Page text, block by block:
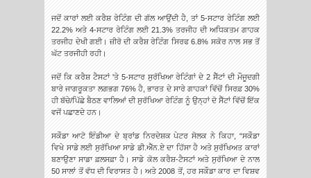
ਜਦੋਂ ਕਾਰਾਂ ਲਈ ਕਰੈਸ਼ ਰੇਟਿੰਗ ਦੀ ਗੱਲ ਆਉਂਦੀ ਹੈ, ਤਾਂ 5-ਸਟਾਰ ਰੇਟਿੰਗ ਲਈ
22.2% ਅਤੇ 4-ਸਟਾਰ ਰੇਟਿੰਗ ਲਈ 21.3% ਤਰਜੀਹ ਦੀ ਅਧਿਕਤਮ ਗਾਹਕ
ਤਰਜੀਹ ਦੇਖੀ ਗਈ। ਜ਼ੀਰੋ ਦੀ ਕਰੈਸ਼ ਰੇਟਿੰਗ ਸਿਰਫ 6.8% ਸਕੋਰ ਨਾਲ ਸਭ ਤੋਂ
ਘੱਟ ਤਰਜੀਹੀ ਰਹੀ।
ਜਦੋਂ ਕਿ ਕਰੈਸ਼ ਟੈਸਟਾਂ 'ਤੇ 5-ਸਟਾਰ ਸੁਰੱਖਿਆ ਰੇਟਿੰਗਾਂ ਦੇ 2 ਸੈੱਟਾਂ ਦੀ ਮੌਜੂਦਗੀ
ਬਾਰੇ ਜਾਗਰੂਕਤਾ ਲਗਭਗ 76% ਹੈ, ਭਾਰਤ ਦੇ ਸਾਰੇ ਗਾਹਕਾਂ ਵਿੱਚੋਂ ਸਿਰਫ਼ 30%
ਹੀ ਬੱਚੇ/ਪਿੱਛੇ ਬੈਠਣ ਵਾਲਿਆਂ ਦੀ ਸੁਰੱਖਿਆ ਰੇਟਿੰਗ ਨੂੰ ਉਨ੍ਹਾਂ ਦੋ ਸੈੱਟਾਂ ਵਿੱਚੋਂ ਇੱਕ
ਵਜੋਂ ਪਛਾਣਦੇ ਹਨ।
ਸਕੌਡਾ ਆਟੋ ਇੰਡੀਆ ਦੇ ਬ੍ਰਾਂਡ ਨਿਰਦੇਸ਼ਕ ਪੇਟਰ ਸੋਲਕ ਨੇ ਕਿਹਾ, “ਸਕੌਡਾ
ਵਿਖੇ ਸਾਡੇ ਲਈ ਸੁਰੱਖਿਆ ਸਾਡੇ ਡੀ.ਐੱਨ.ਏ ਦਾ ਹਿੱਸਾ ਹੈ ਅਤੇ ਸੁਰੱਖਿਅਤ ਕਾਰਾਂ
ਬਣਾਉਣਾ ਸਾਡਾ ਫ਼ਲਸਫ਼ਾ ਹੈ। ਸਾਡੇ ਕੋਲ ਕਰੈਸ਼-ਟੈਸਟਾਂ ਅਤੇ ਸੁਰੱਖਿਆ ਦੇ ਨਾਲ
50 ਸਾਲਾਂ ਤੋਂ ਵੱਧ ਦੀ ਵਿਰਾਸਤ ਹੈ। ਅਤੇ 2008 ਤੋਂ, ਹਰ ਸਕੌਡਾ ਕਾਰ ਦਾ ਵਿਸ਼ਵ